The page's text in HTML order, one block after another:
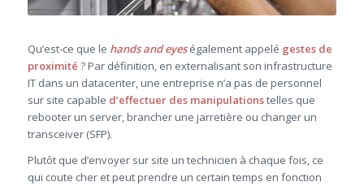
Qu’est-ce que le hands and eyeségalement appelé gestes de
proximité ? Par définition, en externalisant son infrastructure
IT dans un datacenter, une entreprise n’a pas de personnel
sur site capable d’effectuer des manipulationstelles que
rebooter un server, brancher une jarretière ou changer un
transceiver (SFP).
Plutôt que d’envoyer sur site un technicien à chaque fois, ce
qui coute cher et peut prendre un certain temps en fonction